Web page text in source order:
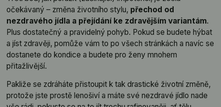
očekávaný – změna životního stylu, přechod od
nezdravého jídla a přejídání ke zdravějším variantám.
Plus dostatečný a pravidelný pohyb. Pokud se budete hýbat
a jíst zdravěji, pomůže vám to po všech stránkách a navíc se
dostanete do kondice a budete pro ženy mnohem
přitažlivější.
Pakliže se zdráháte přistoupit k tak drastické životní změně,
protože jste prostě lenošiví a máte své nezdravé jídlo nade